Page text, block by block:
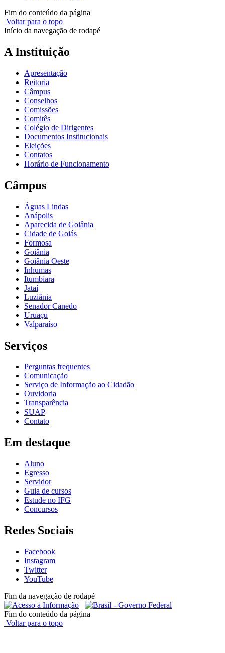
Fim do conteúdo da página
Voltar para o topo
Início da navegação de rodapé
A Instituição
Apresentação
Reitoria
Câmpus
Conselhos
Comissões
Comitês
Colégio de Dirigentes
Documentos Institucionais
Eleições
Contatos
Horário de Funcionamento
Câmpus
Águas Lindas
Anápolis
Aparecida de Goiânia
Cidade de Goiás
Formosa
Goiânia
Goiânia Oeste
Inhumas
Itumbiara
Jataí
Luziânia
Senador Canedo
Uruaçu
Valparaíso
Serviços
Perguntas frequentes
Comunicação
Serviço de Informação ao Cidadão
Ouvidoria
Transparência
SUAP
Contato
Em destaque
Aluno
Egresso
Servidor
Guia de cursos
Estude no IFG
Concursos
Redes Sociais
Facebook
Instagram
Twitter
YouTube
Fim da navegação de rodapé
Fim do conteúdo da página
Voltar para o topo